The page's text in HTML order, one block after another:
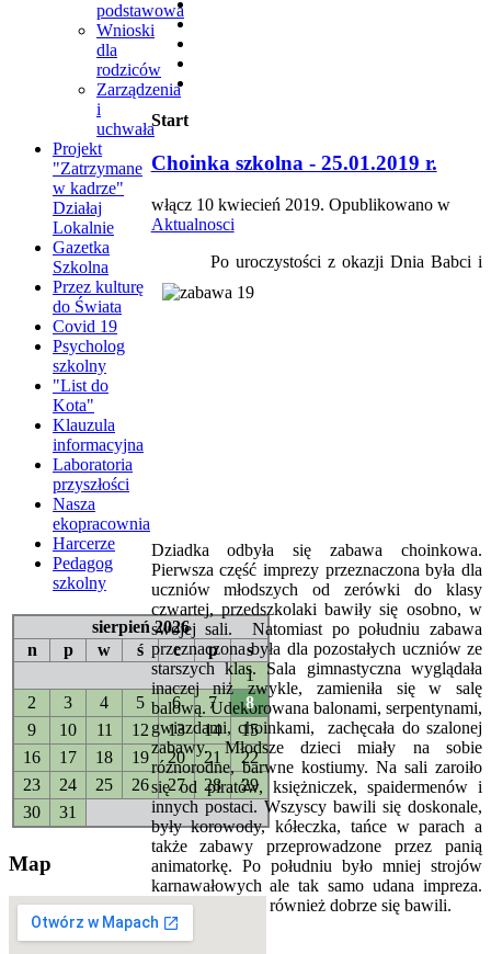
Start
Choinka szkolna - 25.01.2019 r.
włącz 10 kwiecień 2019. Opublikowano w
Aktualnosci
Po uroczystości z okazjiDnia Babci i
Dziadka odbyła się zabawa choinkowa.
Pierwsza część imprezy przeznaczona była dla
uczniów młodszych od zerówki do klasy
czwartej, przedszkolaki bawiły się osobno, w
swojej sali. Natomiast po południu zabawa
przeznaczona była dla pozostałych uczniów ze
starszych klas. Sala gimnastyczna wyglądała
inaczej niż zwykle, zamieniła się w salę
balową. Udekorowana balonami, serpentynami,
gwiazdami, choinkami, zachęcała do szalonej
zabawy. Młodsze dzieci miały na sobie
różnorodne, barwne kostiumy. Na sali zaroiło
się od piratów, księżniczek, spaidermenów i
innych postaci. Wszyscy bawili się doskonale,
były korowody, kółeczka, tańce w parach a
także zabawy przeprowadzone przez panią
animatorkę. Po południu było mniej strojów
karnawałowych ale tak samo udana impreza.
Starsi uczniowie również dobrze się bawili.
Czytaj dalej
podstawowa
Wnioski
dla
rodziców
Zarządzenia
i
uchwała
Projekt
"Zatrzymane
w kadrze"
Działaj
Lokalnie
Gazetka
Szkolna
Przez kulturę
do Świata
Covid 19
Psycholog
szkolny
"List do
Kota"
Klauzula
informacyjna
Laboratoria
przyszłości
Nasza
ekopracownia
Harcerze
Pedagog
szkolny
sierpień 2026
n
p w ś c p
s
1
2
3 4 5 6 7
8
9
10 11 12 13 14
15
16
17 18 19 20 21
22
23
24 25 26 27 28
29
30
31
Map